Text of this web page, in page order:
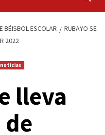
BÉISBOL ESCOLAR
RUBAYO SE
2022
lleva